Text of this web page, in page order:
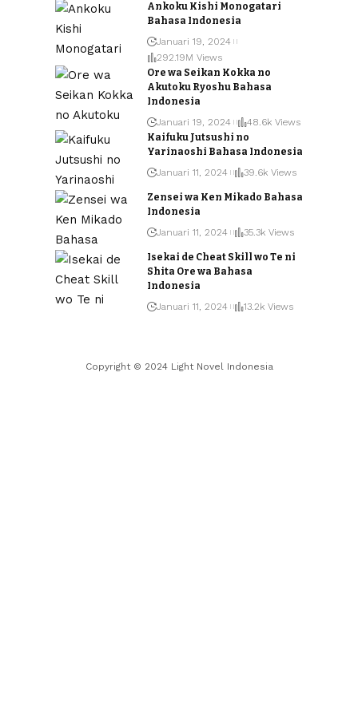
Ankoku Kishi Monogatari
Bahasa Indonesia
Januari 19, 2024
292.19M Views
Ore wa Seikan Kokka no
Akutoku Ryoshu Bahasa
Indonesia
Januari 19, 2024
48.6k Views
Kaifuku Jutsushi no
Yarinaoshi Bahasa Indonesia
Januari 11, 2024
39.6k Views
Zensei wa Ken Mikado Bahasa
Indonesia
Januari 11, 2024
35.3k Views
Isekai de Cheat Skill wo Te ni
Shita Ore wa Bahasa
Indonesia
Januari 11, 2024
13.2k Views
Copyright © 2024 Light Novel Indonesia